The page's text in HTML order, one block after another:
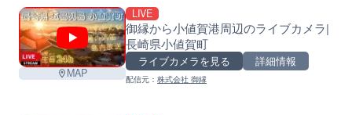
MAP
LIVE
御縁から小値賀港周辺のライブカメラ|
長崎県小値賀町
ライブカメラを見る 詳細情報
配信元： 株式会社 御縁